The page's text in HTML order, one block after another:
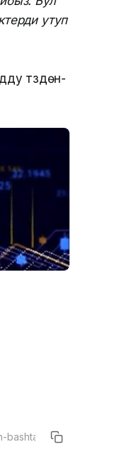
утуп
түздөн-